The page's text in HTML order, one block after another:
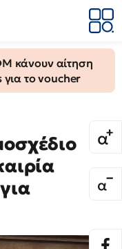
κάνουν αίτηση
το voucher